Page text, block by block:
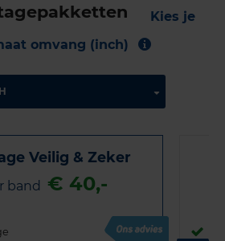
Kies je
omvang (inch)
Veilig & Zeker
band € 40,-